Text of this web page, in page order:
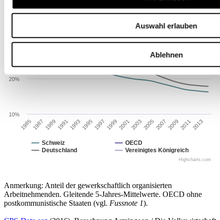
Auswahl erlauben
Ablehnen
Schweiz
OECD
Deutschland
Vereinigtes Königreich
19851987 19891991199319951997 19992001200320052007 200920112013
10%
20%
30%
40%
Highcharts.com
Anmerkung: Anteil der gewerkschaftlich organisierten
Arbeitnehmenden. Gleitende 5-Jahres-Mittelwerte. OECD ohne
postkommunistische Staaten (vgl. Fussnote 1).